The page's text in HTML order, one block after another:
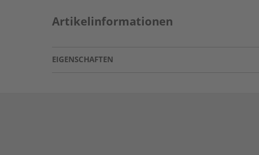
Artikelinformationen
EIGENSCHAFTEN